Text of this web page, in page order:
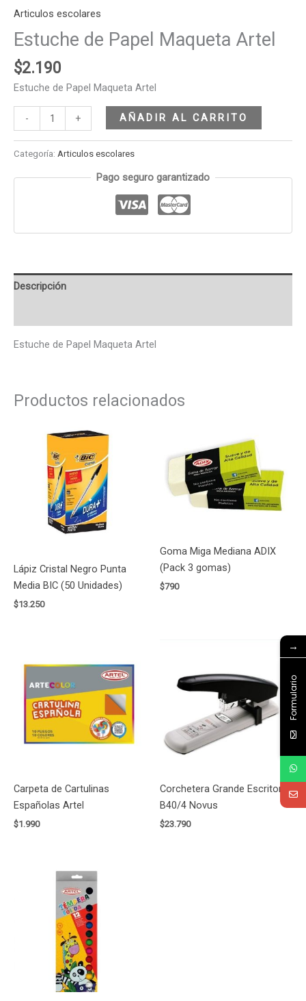
Articulos escolares
Estuche de Papel Maqueta Artel
$2.190
Estuche de Papel Maqueta Artel
- + AÑADIR AL CARRITO
Categoría: Articulos escolares
Pago seguro garantizado
Descripción
Estuche de Papel Maqueta Artel
Productos relacionados
Lápiz Cristal Negro Punta
Media BIC (50 Unidades)
$13.250
Goma Miga Mediana ADIX
(Pack 3 gomas)
$790
Carpeta de Cartulinas
Españolas Artel
$1.990
Corchetera Grande Escritorio
B40/4 Novus
$23.790
→
Formulario